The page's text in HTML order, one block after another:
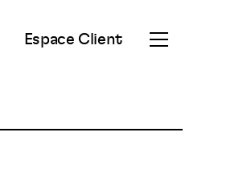
Espace Client
Ouvrir